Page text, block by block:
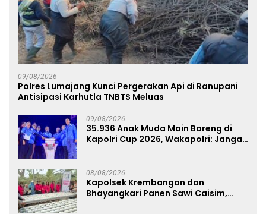
09/08/2026
Polres Lumajang Kunci Pergerakan Api di Ranupani
Antisipasi Karhutla TNBTS Meluas
09/08/2026
35.936 Anak Muda Main Bareng di
Kapolri Cup 2026, Wakapolri: Jangan
08/08/2026
Kapolsek Krembangan dan
Bhayangkari Panen Sawi Caisim,